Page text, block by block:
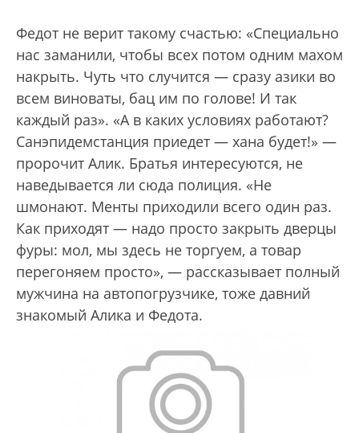
Федот не верит такому счастью: «Специально
нас заманили, чтобы всех потом одним махом
накрыть. Чуть что случится — сразу азики во
всем виноваты, бац им по голове! И так
каждый раз». «А в каких условиях работают?
Санэпидемстанция приедет — хана будет!» —
пророчит Алик. Братья интересуются, не
наведывается ли сюда полиция. «Не
шмонают. Менты приходили всего один раз.
Как приходят — надо просто закрыть дверцы
фуры: мол, мы здесь не торгуем, а товар
перегоняем просто», — рассказывает полный
мужчина на автопогрузчике, тоже давний
знакомый Алика и Федота.